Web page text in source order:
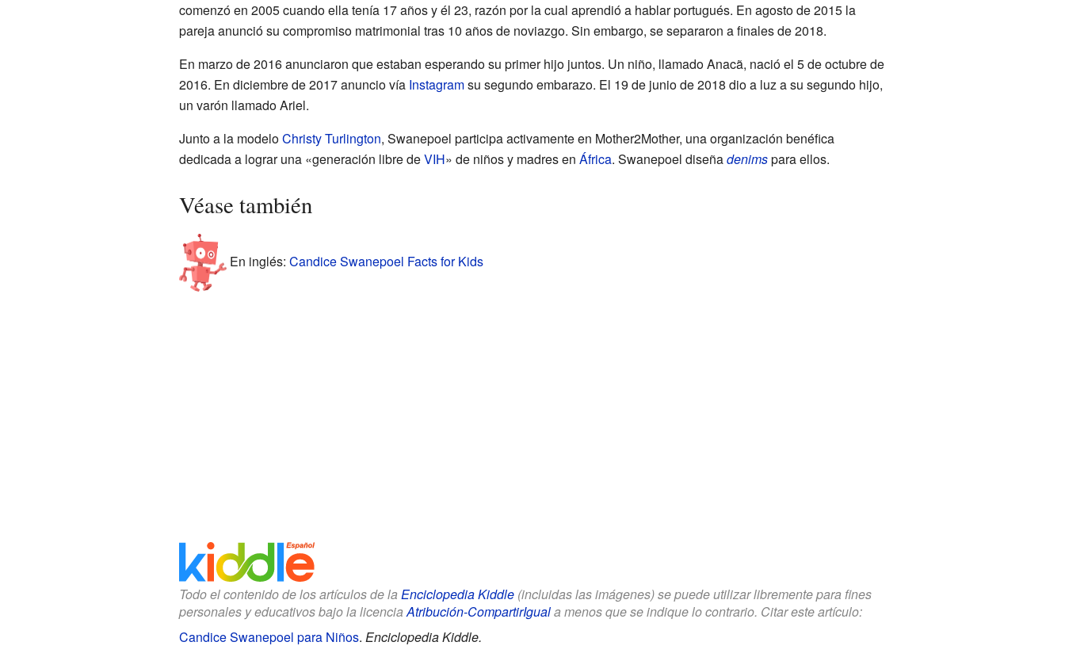
comenzó en 2005 cuando ella tenía 17 años y él 23, razón por la cual aprendió a hablar portugués. En agosto de 2015 la
pareja anunció su compromiso matrimonial tras 10 años de noviazgo. Sin embargo, se separaron a finales de 2018.
En marzo de 2016 anunciaron que estaban esperando su primer hijo juntos. Un niño, llamado Anacã, nació el 5 de octubre de
2016. En diciembre de 2017 anuncio vía Instagramsu segundo embarazo. El 19 de junio de 2018 dio a luz a su segundo hijo,
un varón llamado Ariel.
Junto a la modeloChristy Turlington, Swanepoel participa activamente en Mother2Mother, una organización benéfica
dedicada a lograr una «generación libre deVIH» de niños y madres en África. Swanepoel diseñadenimspara ellos.
Véase también
En inglés: Candice Swanepoel Facts for Kids
Todo el contenido de los artículos de la Enciclopedia Kiddle(incluidas las imágenes) se puede utilizar libremente para fines
personales y educativos bajo la licenciaAtribución-CompartirIguala menos que se indique lo contrario. Citar este artículo:
Candice Swanepoel para Niños. Enciclopedia Kiddle.